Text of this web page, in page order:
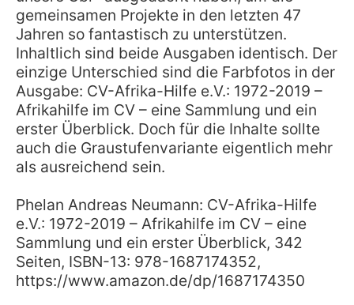
gemeinsamen Projekte in den letzten 47
Jahren so fantastisch zu unterstützen.
Inhaltlich sind beide Ausgaben identisch. Der
einzige Unterschied sind die Farbfotos in der
Ausgabe: CV-Afrika-Hilfe e.V.: 1972-2019 –
Afrikahilfe im CV – eine Sammlung und ein
erster Überblick. Doch für die Inhalte sollte
auch die Graustufenvariante eigentlich mehr
als ausreichend sein.
Phelan Andreas Neumann: CV-Afrika-Hilfe
e.V.: 1972-2019 – Afrikahilfe im CV – eine
Sammlung und ein erster Überblick, 342
https://www.amazon.de/dp/1687174350